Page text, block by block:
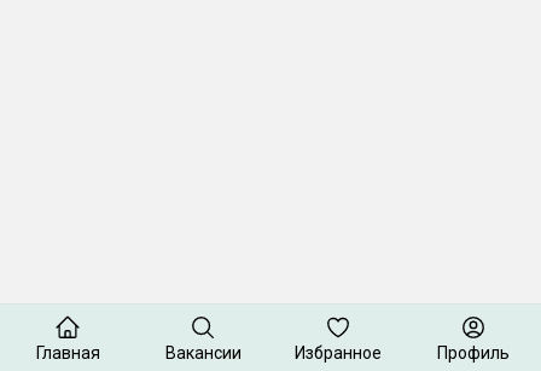
Главная Вакансии Избранное Профиль